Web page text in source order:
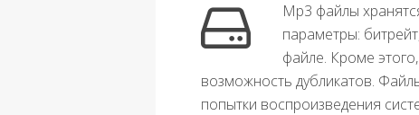
Mp3 файлы
параметры:
файле. Кроме
возможность дубликатов.
попытки воспроизведения